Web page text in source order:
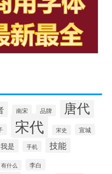
南宋 品牌 唐代
宋代 宋史 宣城
我是 手机 技能
有什么 李白